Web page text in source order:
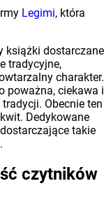
Legimi, która
książki dostarczane
tradycyjne,
charakter.
poważna, ciekawa i
Obecnie ten
Dedykowane
takie
czytników